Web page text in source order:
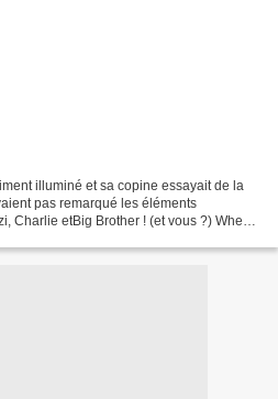
illuminé et sa copine essayait de la
pas remarqué les éléments
Charlie etBig Brother ! (et vous ?) When